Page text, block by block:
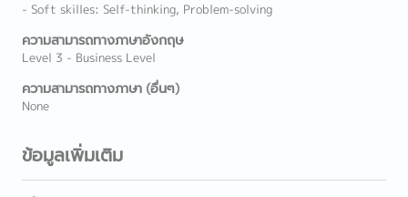
- Soft skilles: Self-thinking, Problem-solving
ความสามารถทางภาษาอังกฤษ
Level 3 - Business Level
ความสามารถทางภาษา (อื่นๆ)
None
ข้อมูลเพิ่มเติม